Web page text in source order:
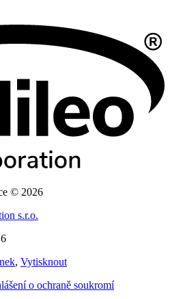
© 2026
s.r.o.
, Vytisknout
o ochraně soukromí